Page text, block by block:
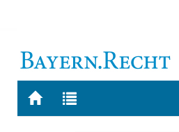
Zur
Zur